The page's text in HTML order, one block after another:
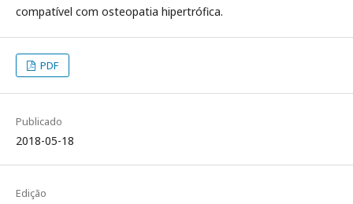
compatível com osteopatia hipertrófica.
PDF
Publicado
2018-05-18
Edição